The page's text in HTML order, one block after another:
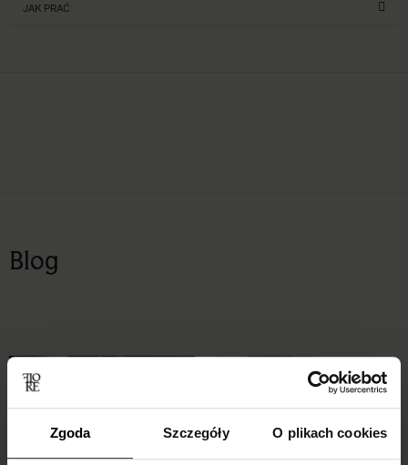
Zgoda Szczegóły O plikach cookies
JAK PRAĆ
Blog